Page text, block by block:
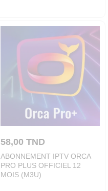
58,00 TND
ABONNEMENT IPTV ORCA
PRO PLUS OFFICIEL 12
MOIS (M3U)